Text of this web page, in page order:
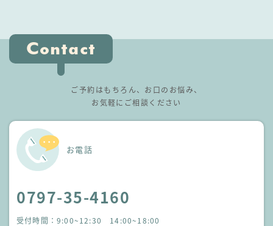
Contact
ご予約はもちろん、お口のお悩み、
お気軽にご相談ください
お電話
0797-35-4160
受付時間：9:00~12:30 14:00~18:00